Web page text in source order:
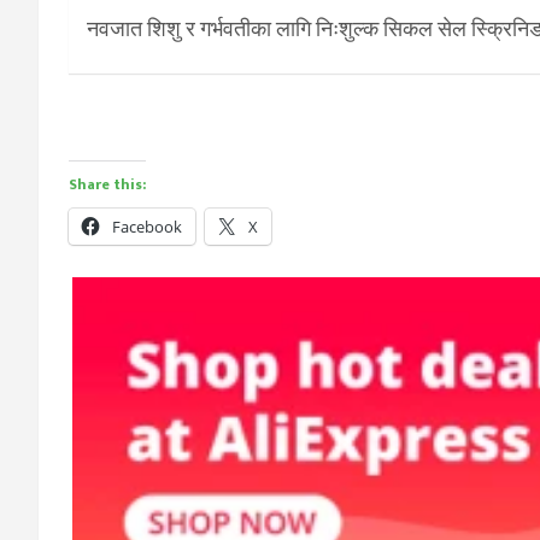
नवजात शिशु र गर्भवतीका लागि निःशुल्क सिकल सेल
Share this:
Facebook X